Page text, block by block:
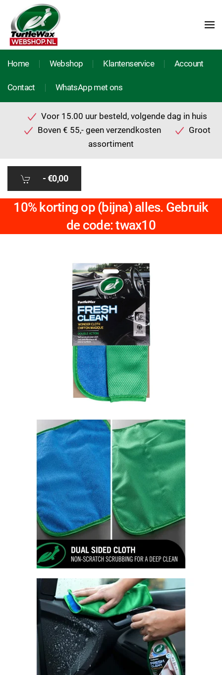
Home Webshop Klantenservice Account
Contact WhatsApp met ons
Voor 15.00 uur besteld, volgende dag in huis
Boven € 55,- geen verzendkosten
Groot
assortiment
-€0,00
10% korting op (bijna) alles. Gebruik
de code: twax10